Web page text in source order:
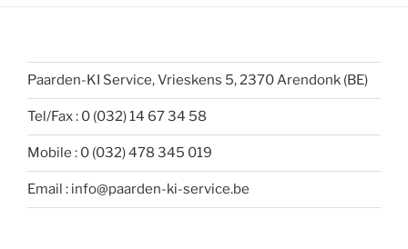
Paarden-KI Service, Vrieskens 5, 2370 Arendonk (BE)
Tel/Fax : 0 (032) 14 67 34 58
Mobile : 0 (032) 478 345 019
Email : info@paarden-ki-service.be